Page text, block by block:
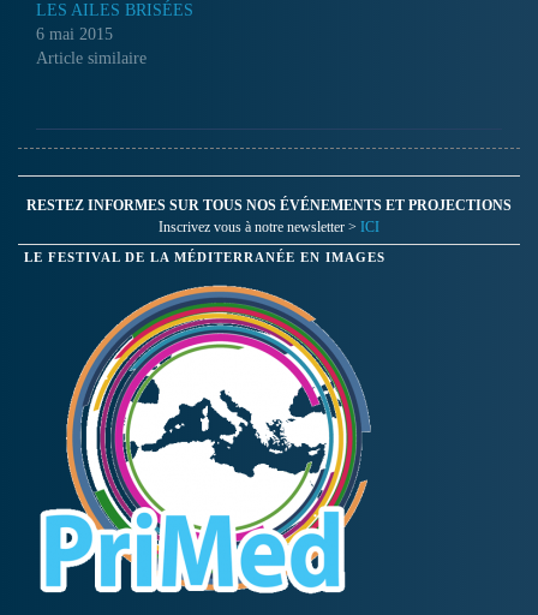
LES AILES BRISÉES
6 mai 2015
Article similaire
RESTEZ INFORMES SUR TOUS NOS ÉVÉNEMENTS ET PROJECTIONS
Inscrivez vous à notre newsletter > ICI
LE FESTIVAL DE LA MÉDITERRANÉE EN IMAGES